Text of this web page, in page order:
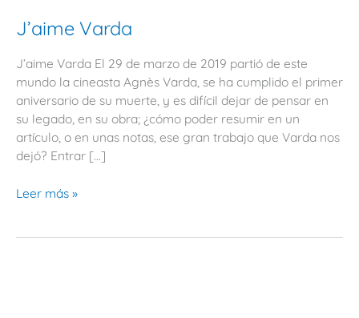
J’aime Varda
J’aime Varda El 29 de marzo de 2019 partió de este
mundo la cineasta Agnès Varda, se ha cumplido el primer
aniversario de su muerte, y es difícil dejar de pensar en
su legado, en su obra; ¿cómo poder resumir en un
artículo, o en unas notas, ese gran trabajo que Varda nos
dejó? Entrar […]
J’aime
Leer más »